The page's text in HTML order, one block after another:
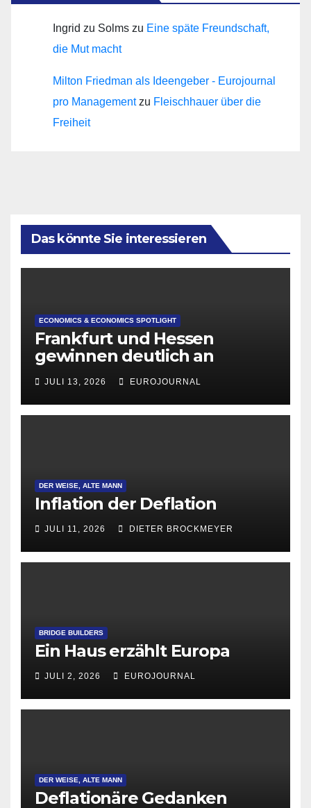
Ingrid zu Solms zu Eine späte Freundschaft,
die Mut macht
Milton Friedman als Ideengeber - Eurojournal
pro Managementzu Fleischhauer über die
Freiheit
Das könnte Sie interessieren
ECONOMICS & ECONOMICS SPOTLIGHT
Frankfurt und Hessen
gewinnen deutlich an
Attraktivität für Startup-
Gründungen
JULI 13, 2026 EUROJOURNAL
DER WEISE, ALTE MANN
Inflation der Deflation
JULI 11, 2026 DIETER BROCKMEYER
BRIDGE BUILDERS
Ein Haus erzählt Europa
JULI 2, 2026 EUROJOURNAL
DER WEISE, ALTE MANN
Deflationäre Gedanken